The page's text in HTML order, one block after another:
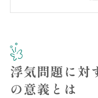
カウンセラー
カウンセリングを
浮気問題に対
の意義とは